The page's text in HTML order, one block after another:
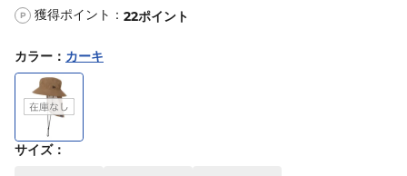
P 獲得ポイント： 22ポイント
カラー ： カーキ
サイズ：